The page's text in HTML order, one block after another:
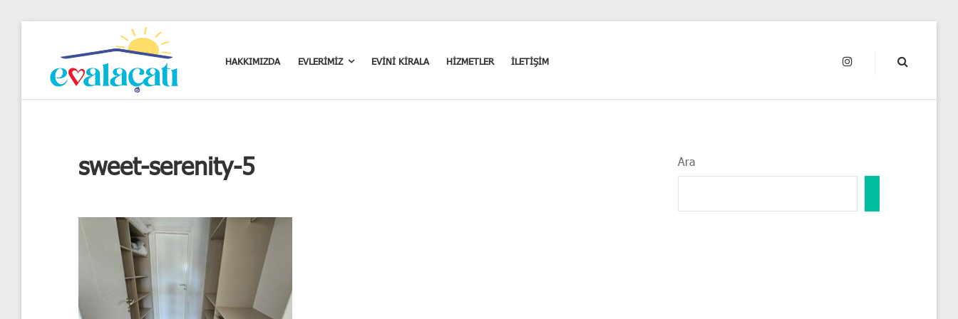
oradadır.
HAKKIMIZDA EVLERİMİZ EVİNİ KİRALA HİZMETLER İLETİŞİM INSTAGRAM
sweet-serenity-5 Ara